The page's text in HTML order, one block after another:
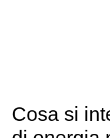
Cosa si